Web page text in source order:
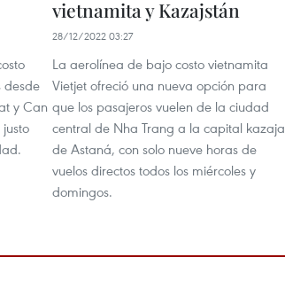
desde
y Can
vietnamita y Kazajstán
28/12/2022 03:27
La aerolínea de bajo costo vietnamita
Vietjet ofreció una nueva opción para
que los pasajeros vuelen de la ciudad
central de Nha Trang a la capital kazaja
de Astaná, con solo nueve horas de
vuelos directos todos los miércoles y
domingos.